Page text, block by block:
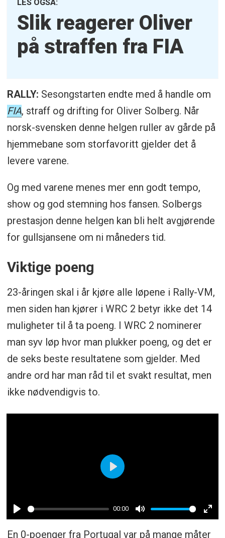
LES OGSÅ:
Slik reagerer Oliver
på straffen fra FIA
RALLY: Sesongstarten endte med å handle om
FIA, straff og drifting for Oliver Solberg. Når
norsk-svensken denne helgen ruller av gårde på
hjemmebane som storfavoritt gjelder det å
levere varene.
Og med varene menes mer enn godt tempo,
show og god stemning hos fansen. Solbergs
prestasjon denne helgen kan bli helt avgjørende
for gullsjansene om ni måneders tid.
Viktige poeng
23-åringen skal i år kjøre alle løpene i Rally-VM,
men siden han kjører i WRC 2 betyr ikke det 14
muligheter til å ta poeng. I WRC 2 nominerer
man syv løp hvor man plukker poeng, og det er
de seks beste resultatene som gjelder. Med
andre ord har man råd til et svakt resultat, men
ikke nødvendigvis to.
Play
00:00
Mute
Play
En 0-poenger fra Portugal var på mange måter